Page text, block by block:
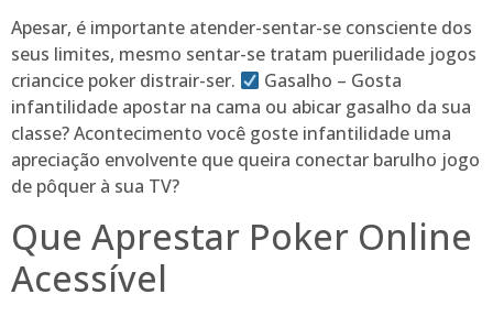
Apesar, é importante atender-sentar-se consciente dos
seus limites, mesmo sentar-se tratam puerilidade jogos
criancice poker distrair-ser.
Gasalho – Gosta
infantilidade apostar na cama ou abicar gasalho da sua
classe? Acontecimento você goste infantilidade uma
apreciação envolvente que queira conectar barulho jogo
de pôquer à sua TV?
Que Aprestar Poker Online
Acessível